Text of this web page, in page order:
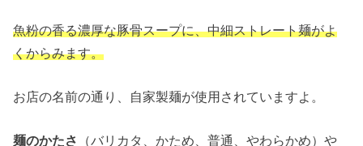
魚粉の香る濃厚な豚骨スープに、中細ストレート麺がよ
くからみます。
お店の名前の通り、自家製麺が使用されていますよ。
麺のかたさ
（バリカタ、かため、普通、やわらかめ）や